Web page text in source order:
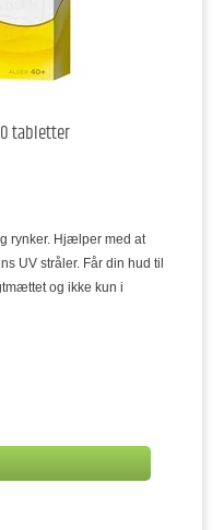
tabletter
rynker. Hjælper med at
UV stråler. Får din hud til
og ikke kun i